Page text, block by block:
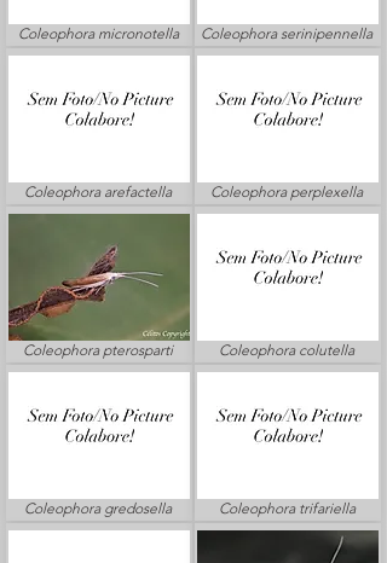
Coleophora micronotella
Coleophora arefactella
Coleophora pterosparti
Coleophora gredosella
Coleophora serinipennella
Coleophora perplexella
Coleophora colutella
Coleophora trifariella